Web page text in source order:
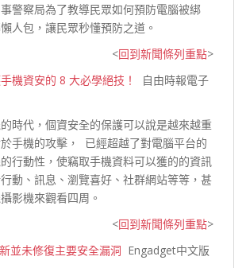
警察局為了教導民眾如何預防電腦被綁
人包，讓民眾秒懂預防之道。
<回到新聞條列重點>
機資安的 8 大必學絕技！
自由時報電子
時代，個資安全的保護可以說是越來越重
手機的攻擊， 已經超越了對電腦平台的
行動性，使竊取手機資料可以獲的的資訊
動、訊息、瀏覽喜好、社群網站等等，甚
影機來觀看四周。
<回到新聞條列重點>
並未修復主要安全漏洞 Engadget中文版